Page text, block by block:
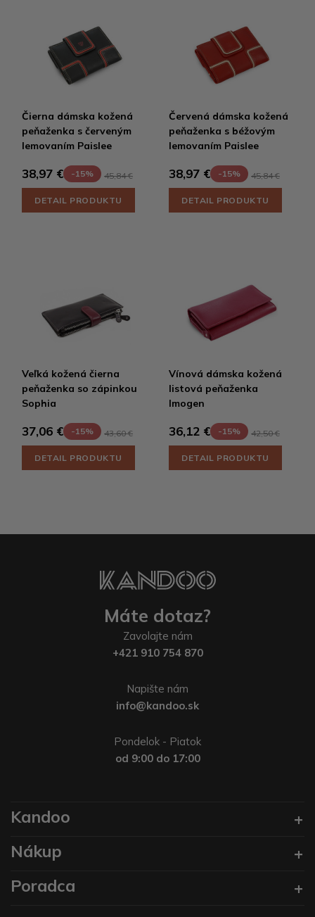
Čierna dámska kožená
peňaženka s červeným
lemovaním Paislee
38,97 € -15% 45,84 €
DETAIL PRODUKTU
Červená dámska kožená
peňaženka s béžovým
lemovaním Paislee
38,97 € -15% 45,84 €
DETAIL PRODUKTU
Veľká kožená čierna
peňaženka so zápinkou
Sophia
37,06 € -15% 43,60 €
DETAIL PRODUKTU
Vínová dámska kožená
listová peňaženka
Imogen
36,12 € -15% 42,50 €
DETAIL PRODUKTU
Máte dotaz?
Zavolajte nám
+421 910 754 870
Napište nám
info@kandoo.sk
Pondelok - Piatok
od 9:00 do 17:00
Kandoo
Nákup
Poradca